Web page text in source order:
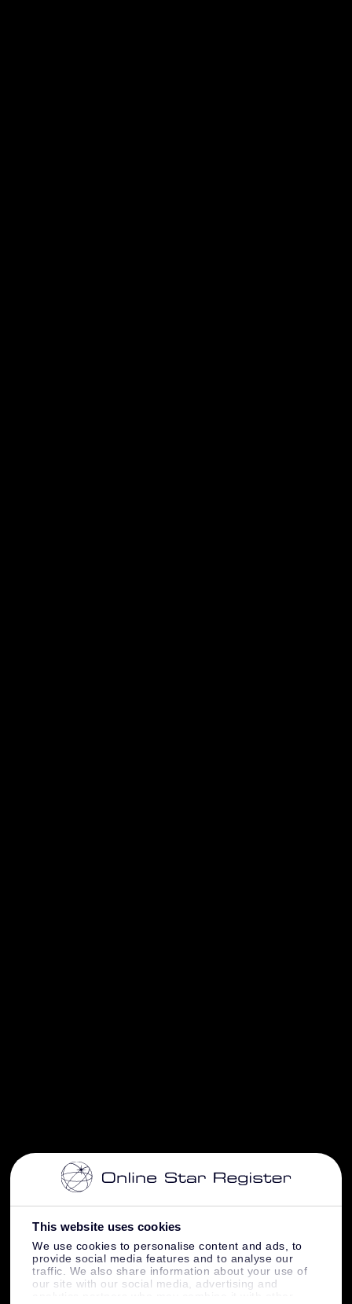
This website uses cookies
We use cookies to personalise content and ads, to
provide social media features and to analyse our
traffic. We also share information about your use of
our site with our social media, advertising and